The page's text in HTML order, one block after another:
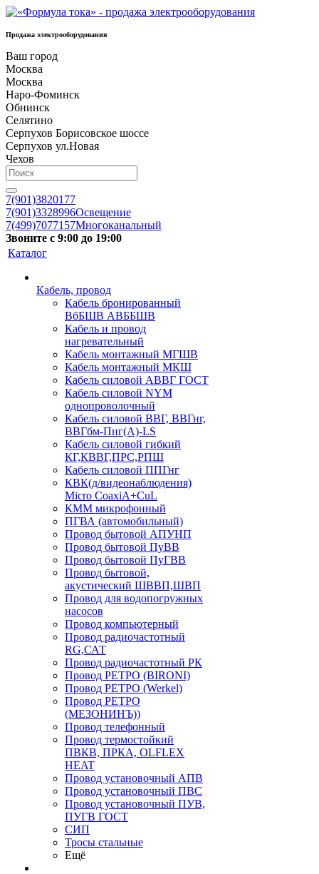
Продажа электрооборудования
Ваш город
Москва
Москва
Наро-Фоминск
Обнинск
Селятино
Серпухов Борисовское шоссе
Серпухов ул.Новая
Чехов
7(901)3820177
7(901)3328996Освещение
7(499)7077157Многоканальный
Звоните с 9:00 до 19:00
Каталог
Кабель, провод
Кабель бронированный
ВбБШВ АВББШВ
Кабель и провод
нагревательный
Кабель монтажный МГШВ
Кабель монтажный МКШ
Кабель силовой АВВГ ГОСТ
Кабель силовой NYM
однопроволочный
Кабель силовой ВВГ, ВВГнг,
ВВГбм-Пнг(А)-LS
Кабель силовой гибкий
КГ,КВВГ,ПРС,РПШ
Кабель силовой ППГнг
КВК(д/видеонаблюдения)
Micro CoaxiA+CuL
КММ микрофонный
ПГВА (автомобильный)
Провод бытовой АПУНП
Провод бытовой ПуВВ
Провод бытовой ПуГВВ
Провод бытовой,
акустический ШВВП,ШВП
Провод для водопогружных
насосов
Провод компьютерный
Провод радиочастотный
RG,САТ
Провод радиочастотный РК
Провод РЕТРО (BIRONI)
Провод РЕТРО (Werkel)
Провод РЕТРО
(МЕЗОНИНЪ))
Провод телефонный
Провод термостойкий
ПВКВ, ПРКА, OLFLEX
HEAT
Провод установочный АПВ
Провод установочный ПВС
Провод установочный ПУВ,
ПУГВ ГОСТ
СИП
Тросы стальные
Ещё